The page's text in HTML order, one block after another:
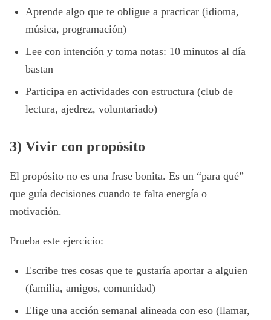
Aprende algo que te obligue a practicar (idioma,
música, programación)
Lee con intención y toma notas: 10 minutos al día
bastan
Participa en actividades con estructura (club de
lectura, ajedrez, voluntariado)
3) Vivir con propósito
El propósito no es una frase bonita. Es un “para qué”
que guía decisiones cuando te falta energía o
motivación.
Prueba este ejercicio:
Escribe tres cosas que te gustaría aportar a alguien
(familia, amigos, comunidad)
Elige una acción semanal alineada con eso (llamar,